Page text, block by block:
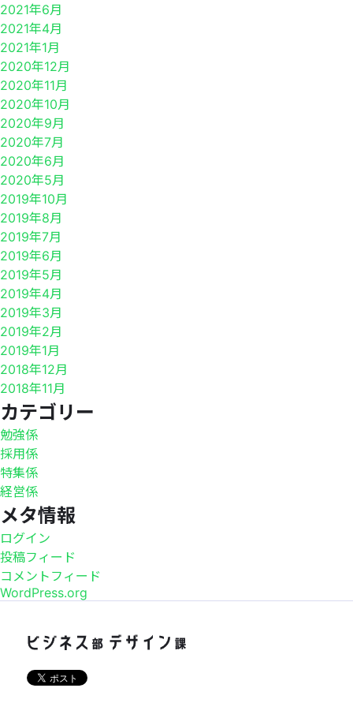
2021年6月
2021年4月
2021年1月
2020年12月
2020年11月
2020年10月
2020年9月
2020年7月
2020年6月
2020年5月
2019年10月
2019年8月
2019年7月
2019年6月
2019年5月
2019年4月
2019年3月
2019年2月
2019年1月
2018年12月
2018年11月
カテゴリー
勉強係
採用係
特集係
経営係
メタ情報
ログイン
投稿フィード
コメントフィード
WordPress.org